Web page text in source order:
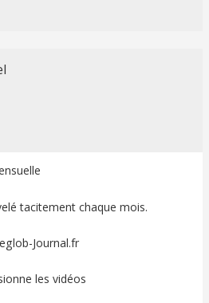
tacitement chaque mois.
Journal.fr
les vidéos